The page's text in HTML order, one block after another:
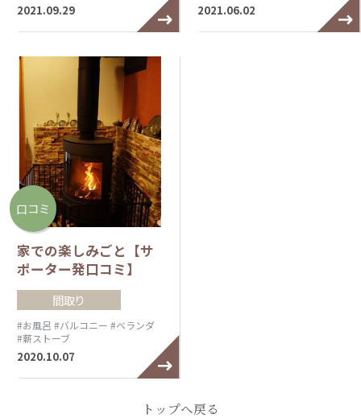
2021.09.29 2021.06.02
口コミ
家での楽しみごと【サ
ポーター発口コミ】
間取り
#お風呂 #バルコニー #ベランダ
#薪ストーブ
2020.10.07
トップへ戻る